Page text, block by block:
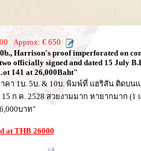
Approx: € 650
Harrison's proof imperforated on
officially signed and dated 15 July
141 at 26,000Baht"
คา 1บ. 5บ. & 10บ. พิมพ์ที่ แฮริสัน ติดบ
ก.ค. 2528 สวยงามมาก หายากมาก (1
บาท"
at THB 26000